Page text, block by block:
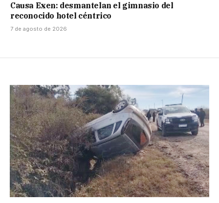
Causa Exen: desmantelan el gimnasio del
reconocido hotel céntrico
7 de agosto de 2026